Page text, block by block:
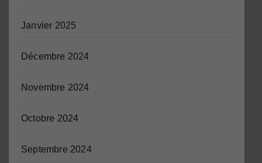
Janvier 2025
Décembre 2024
Novembre 2024
Octobre 2024
Septembre 2024